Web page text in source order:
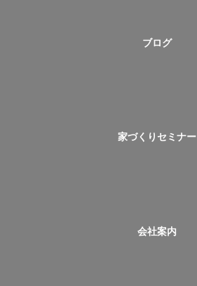
ブログ
家づくりセミナー
会社案内